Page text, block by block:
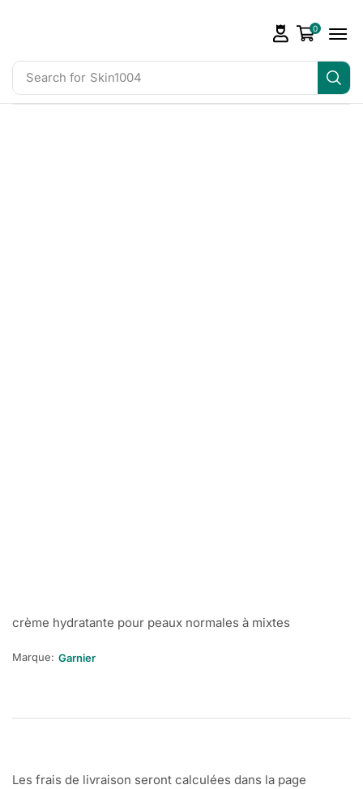
Search for Skin1004
0
crème hydratante pour peaux normales à mixtes
Marque: Garnier
Les frais de livraison seront calculées dans la page